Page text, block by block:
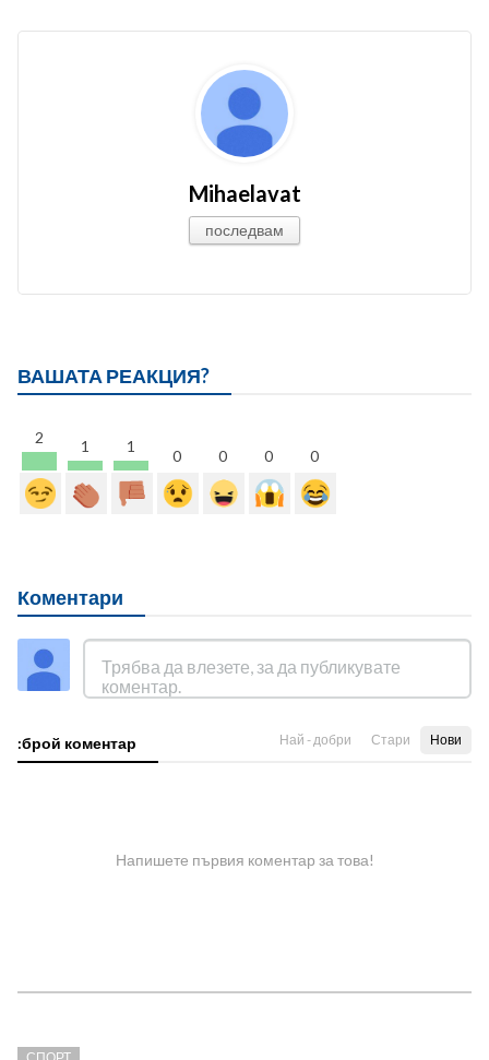
Mihaelavat
последвам
ВАШАТА РЕАКЦИЯ?
2 1 1 0 0 0 0
Коментари
:брой коментар Най - добри Стари Нови
Напишете първия коментар за това!